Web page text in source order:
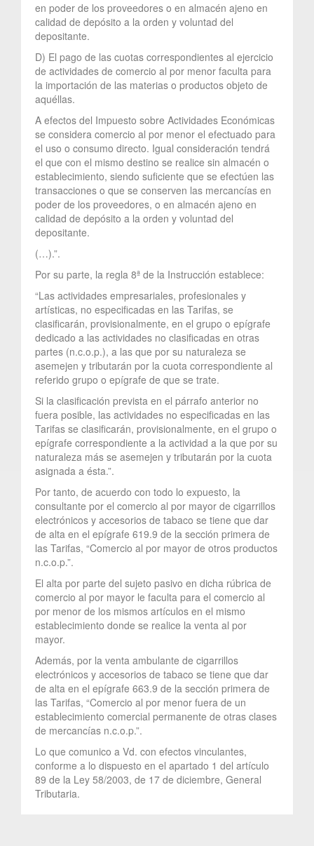
en poder de los proveedores o en almacén ajeno en
calidad de depósito a la orden y voluntad del
depositante.
D) El pago de las cuotas correspondientes al ejercicio
de actividades de comercio al por menor faculta para
la importación de las materias o productos objeto de
aquéllas.
A efectos del Impuesto sobre Actividades Económicas
se considera comercio al por menor el efectuado para
el uso o consumo directo. Igual consideración tendrá
el que con el mismo destino se realice sin almacén o
establecimiento, siendo suficiente que se efectúen las
transacciones o que se conserven las mercancías en
poder de los proveedores, o en almacén ajeno en
calidad de depósito a la orden y voluntad del
depositante.
(…).”.
Por su parte, la regla 8ª de la Instrucción establece:
“Las actividades empresariales, profesionales y
artísticas, no especificadas en las Tarifas, se
clasificarán, provisionalmente, en el grupo o epígrafe
dedicado a las actividades no clasificadas en otras
partes (n.c.o.p.), a las que por su naturaleza se
asemejen y tributarán por la cuota correspondiente al
referido grupo o epígrafe de que se trate.
Si la clasificación prevista en el párrafo anterior no
fuera posible, las actividades no especificadas en las
Tarifas se clasificarán, provisionalmente, en el grupo o
epígrafe correspondiente a la actividad a la que por su
naturaleza más se asemejen y tributarán por la cuota
asignada a ésta.”.
Por tanto, de acuerdo con todo lo expuesto, la
consultante por el comercio al por mayor de cigarrillos
electrónicos y accesorios de tabaco se tiene que dar
de alta en el epígrafe 619.9 de la sección primera de
las Tarifas, “Comercio al por mayor de otros productos
n.c.o.p.”.
El alta por parte del sujeto pasivo en dicha rúbrica de
comercio al por mayor le faculta para el comercio al
por menor de los mismos artículos en el mismo
establecimiento donde se realice la venta al por
mayor.
Además, por la venta ambulante de cigarrillos
electrónicos y accesorios de tabaco se tiene que dar
de alta en el epígrafe 663.9 de la sección primera de
las Tarifas, “Comercio al por menor fuera de un
establecimiento comercial permanente de otras clases
de mercancías n.c.o.p.”.
Lo que comunico a Vd. con efectos vinculantes,
conforme a lo dispuesto en el apartado 1 del artículo
89 de la Ley 58/2003, de 17 de diciembre, General
Tributaria.